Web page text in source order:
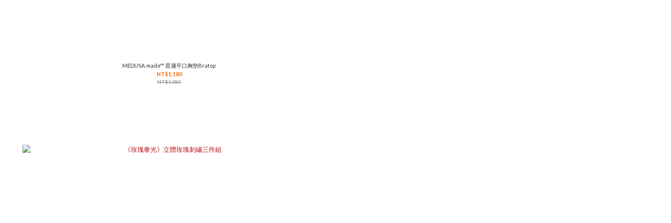
MEDUSA made™ 星灑平口胸墊Bratop
NT$1,180
NT$1,380